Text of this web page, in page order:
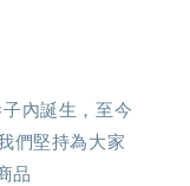
子內誕生，至今
們堅持為大家
品